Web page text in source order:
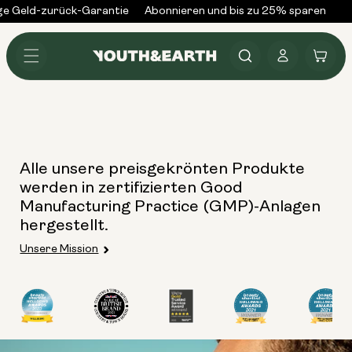
Inhalt
springen
Geld-zurück-Garantie Abonnieren und bis zu 25% sparen
AnmeldenWarenkorb
Alle unsere preisgekrönten Produkte
werden in zertifizierten Good
Manufacturing Practice (GMP)-Anlagen
hergestellt.
Unsere Mission